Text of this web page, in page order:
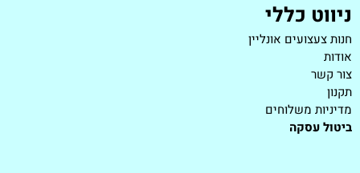
ניווט כללי
חנות צעצועים אונליין
אודות
צור קשר
תקנון
מדיניות משלוחים
ביטול עסקה